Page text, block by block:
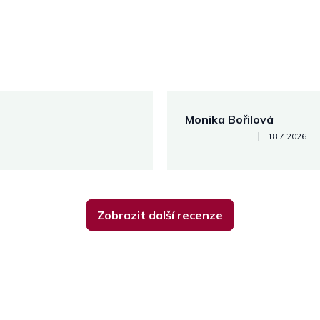
Monika Bořilová
Hodnocení obchodu je 5 z
| 18.7.2026
Zobrazit další recenze